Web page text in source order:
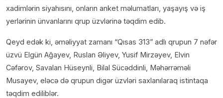
xadimlərin siyahısını, onların anket məlumatları, yaşayış və iş
yerlərinin ünvanlarını qrup üzvlərinə təqdim edib.
Qeyd edək ki, əməliyyat zamanı “Qısas 313” adlı qrupun 7 nəfər
üzvü Elgün Ağayev, Ruslan Əliyev, Yusif Mirzəyev, Elvin
Cəfərov, Savalan Hüseynli, Bilal Sücəddinli, Məhərrəməli
Musayev, eləcə də qrupun digər üzvləri saxlanılaraq istintaqa
təqdim ediliblər.